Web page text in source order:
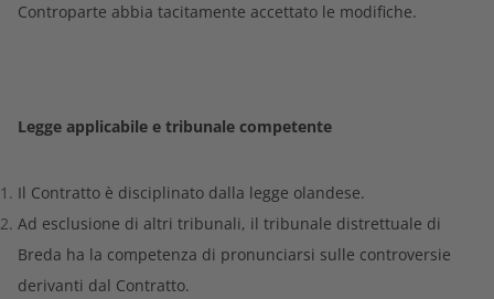
Controparte abbia tacitamente accettato le modifiche.
Legge applicabile e tribunale competente
Il Contratto è disciplinato dalla legge olandese.
Ad esclusione di altri tribunali, il tribunale distrettuale di
Breda ha la competenza di pronunciarsi sulle controversie
derivanti dal Contratto.